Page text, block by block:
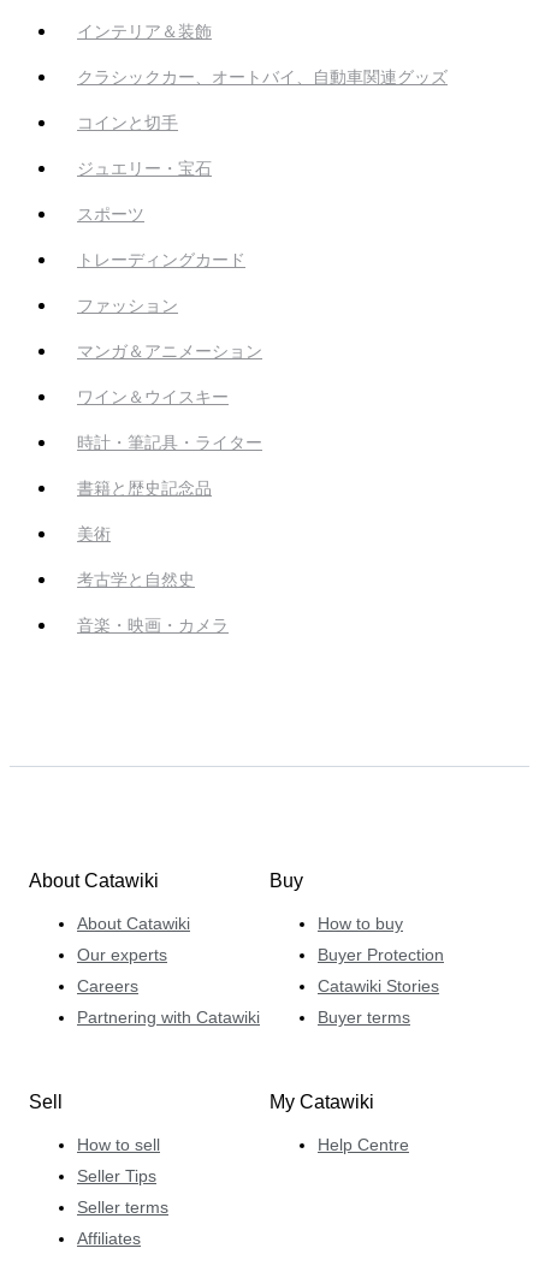
インテリア＆装飾
クラシックカー、オートバイ、自動車関連グッズ
コインと切手
ジュエリー・宝石
スポーツ
トレーディングカード
ファッション
マンガ＆アニメーション
ワイン＆ウイスキー
時計・筆記具・ライター
書籍と歴史記念品
美術
考古学と自然史
音楽・映画・カメラ
About Catawiki
About Catawiki
Our experts
Careers
Partnering with Catawiki
Buy
How to buy
Buyer Protection
Catawiki Stories
Buyer terms
Sell
How to sell
Seller Tips
Seller terms
Affiliates
My Catawiki
Help Centre